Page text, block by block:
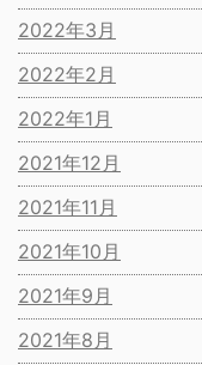
2022年3月
2022年2月
2022年1月
2021年12月
2021年11月
2021年10月
2021年9月
2021年8月